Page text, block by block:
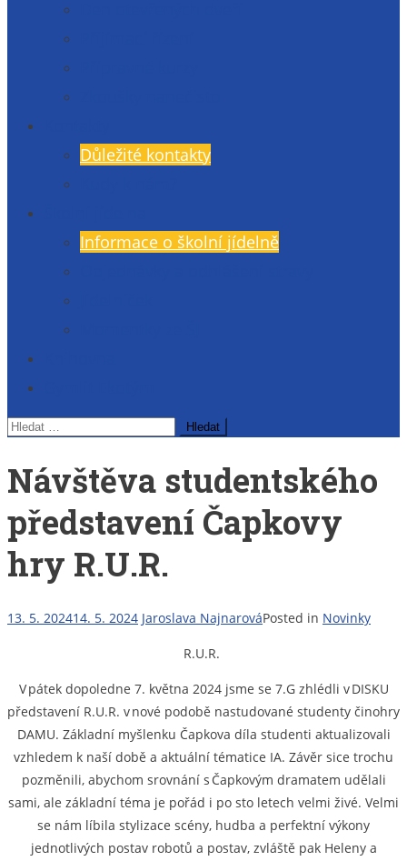
Důležité kontakty
Informace o školní jídelně
Vyhledávání
Návštěva studentského
představení Čapkovy
hry R.U.R.
13. 5. 202414. 5. 2024 Jaroslava NajnarováPosted in Novinky
R.U.R.
V pátek dopoledne 7. května 2024 jsme se 7.G zhlédli v DISKU
představení R.U.R. v nové podobě nastudované studenty činohry
DAMU. Základní myšlenku Čapkova díla studenti aktualizovali
vzhledem k naší době a aktuální tématice IA. Závěr sice trochu
pozměnili, abychom srovnání s Čapkovým dramatem udělali
sami, ale základní téma je pořád i po sto letech velmi živé. Velmi
se nám líbila stylizace scény, hudba a perfektní výkony
jednotlivých postav robotů a postav, zvláště pak Heleny a